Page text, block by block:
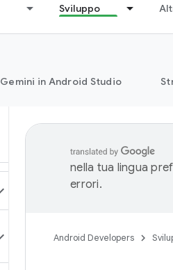
Sviluppo
Gemini in Android Studio
nella tua lingua
errori.
Android Developers